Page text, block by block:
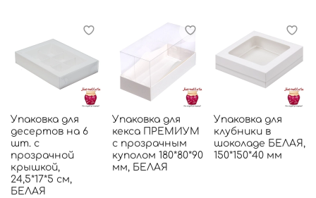
Упаковка для
десертов на 6
шт. с
прозрачной
крышкой,
24,5*17*5 см,
БЕЛАЯ
Упаковка для
кекса ПРЕМИУМ
с прозрачным
куполом 180*80*90
мм, БЕЛАЯ
Упаковка для
клубники в
шоколаде БЕЛАЯ,
150*150*40 мм